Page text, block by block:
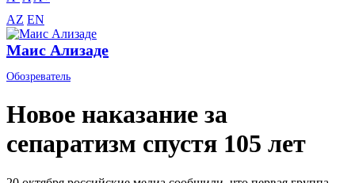
AZ EN
Маис Ализаде
Обозреватель
Новое наказание за
сепаратизм спустя 105 лет